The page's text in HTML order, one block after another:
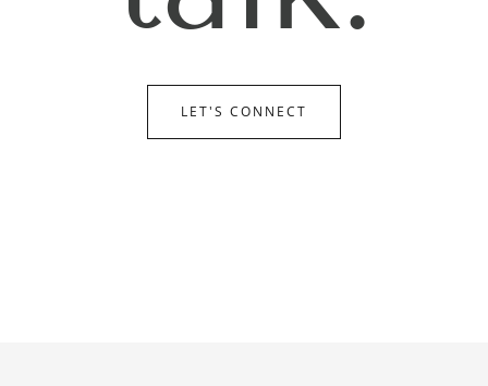
LET'S CONNECT